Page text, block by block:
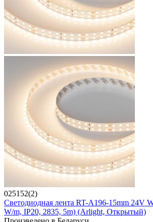
025152(2)
Светодиодная лента RT-A196-15mm 24V
W/m, IP20, 2835, 5m) (Arlight, Открытый)